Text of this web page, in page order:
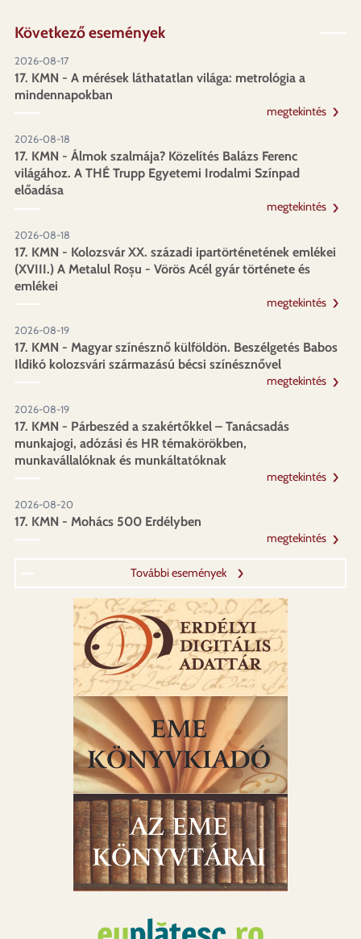
Következő események
2026-08-17
17. KMN - A mérések láthatatlan világa: metrológia a
mindennapokban
megtekintés
2026-08-18
17. KMN - Álmok szalmája? Közelítés Balázs Ferenc
világához. A THÉ Trupp Egyetemi Irodalmi Színpad
előadása
megtekintés
2026-08-18
17. KMN - Kolozsvár XX. századi ipartörténetének emlékei
(XVIII.) A Metalul Roșu - Vörös Acél gyár története és
emlékei
megtekintés
2026-08-19
17. KMN - Magyar színésznő külföldön. Beszélgetés Babos
Ildikó kolozsvári származású bécsi színésznővel
megtekintés
2026-08-19
17. KMN - Párbeszéd a szakértőkkel – Tanácsadás
munkajogi, adózási és HR témakörökben,
munkavállalóknak és munkáltatóknak
megtekintés
2026-08-20
17. KMN - Mohács 500 Erdélyben
megtekintés
További események